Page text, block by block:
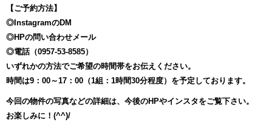
【ご予約方法】
◎InstagramのDM
◎HPの問い合わせメール
◎電話（0957-53-8585）
いずれかの方法でご希望の時間帯をお伝えください。
時間は9：00～17：00（1組：1時間30分程度）を予定しております。
今回の物件の写真などの詳細は、今後のHPやインスタをご覧下さい。
お楽しみに！(^^)/